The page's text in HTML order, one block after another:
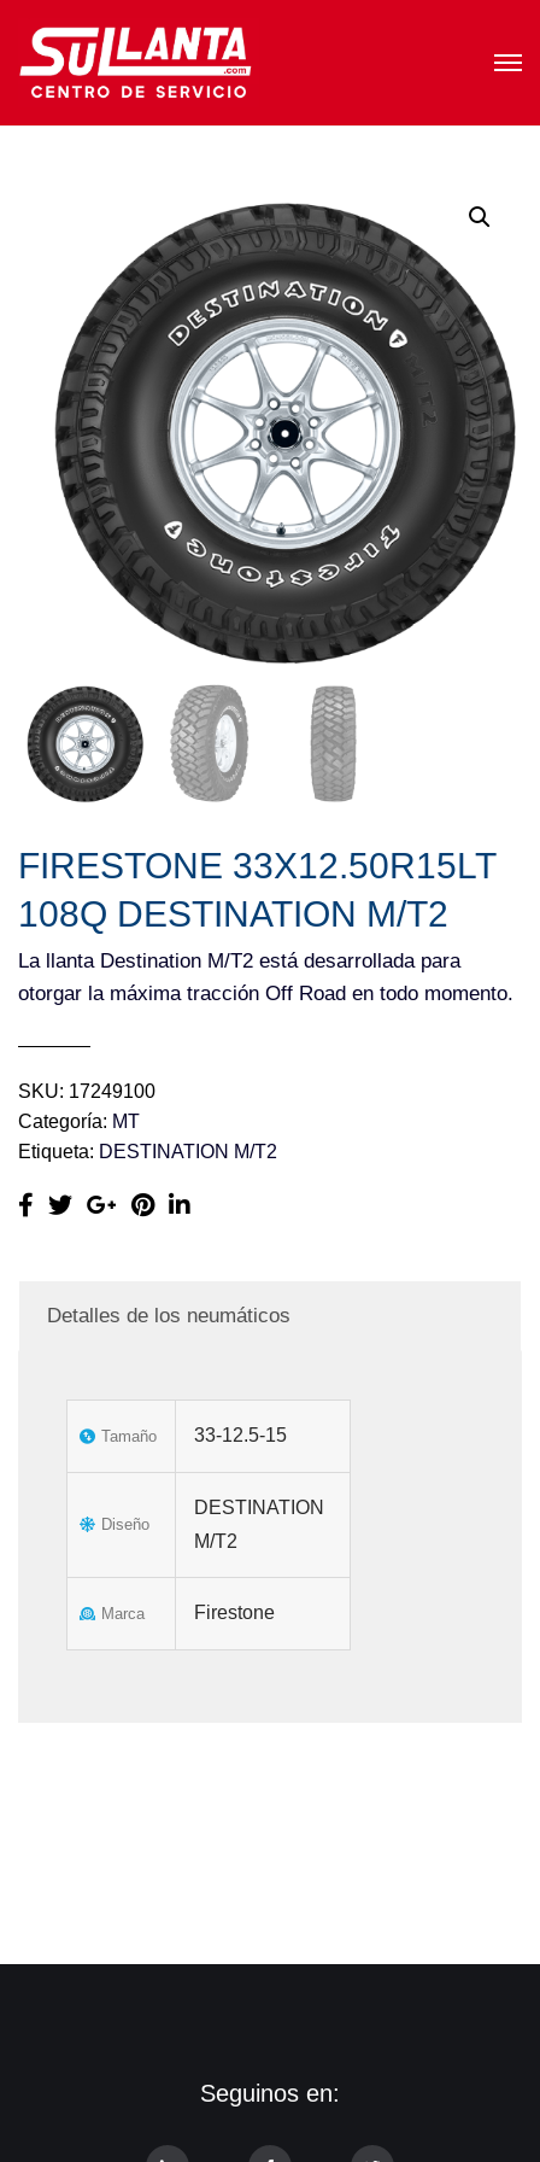
FIRESTONE 33X12.50R15LT
108Q DESTINATION M/T2
La llanta Destination M/T2 está desarrollada para
otorgar la máxima tracción Off Road en todo momento.
SKU: 17249100
Categoría: MT
Etiqueta: DESTINATION M/T2
Detalles de los neumáticos
Tamaño 33-12.5-15
Diseño
DESTINATION
M/T2
Marca Firestone
Seguinos en: